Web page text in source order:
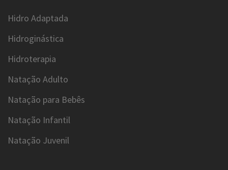
Hidro Adaptada
Hidroginástica
Hidroterapia
Natação Adulto
Natação para Bebês
Natação Infantil
Natação Juvenil